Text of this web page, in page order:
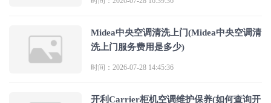
Midea中央空调清洗上门(Midea中央空调清
洗上门服务费用是多少)
时间：2026-07-28 14:45:36
开利Carrier柜机空调维护保养(如何查询开